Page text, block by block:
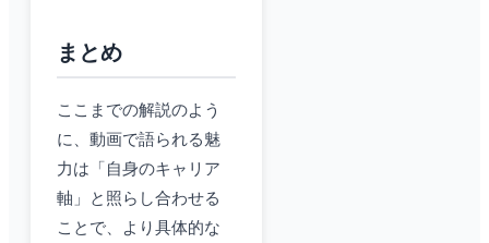
まとめ
ここまでの解説のよう
に、動画で語られる魅
力は「自身のキャリア
軸」と照らし合わせる
ことで、より具体的な